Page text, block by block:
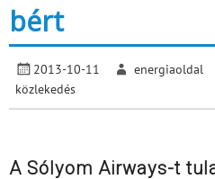
bért
2013-10-11 energiaoldal
közlekedés
A Sólyom Airways-t